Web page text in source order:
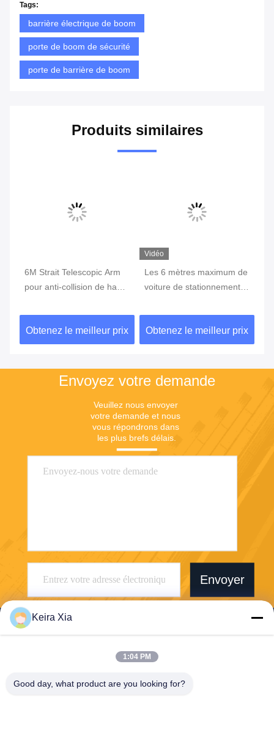
Tags:
barrière électrique de boom
porte de boom de sécurité
porte de barrière de boom
Produits similaires
6M Strait Telescopic Arm
pour anti-collision de haute
barrière automatique de
stationnement
Obtenez le meilleur prix
Vidéo
Les 6 mètres maximum de
voiture de stationnement
automatique de barrière
balancent pour le système
de péage
Obtenez le meilleur prix
Envoyez votre demande
Veuillez nous envoyer
votre demande et nous
vous répondrons dans
les plus brefs délais.
Envoyer
Technology Co. Ltd
Keira Xia
1:04 PM
Good day, what product are you looking for?